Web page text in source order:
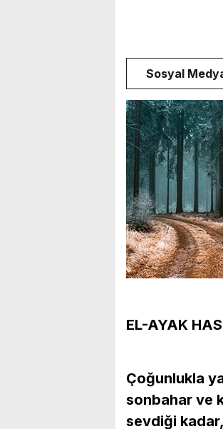
Sosyal
EL-AYAK
Çoğunlukla
sonbahar ve
sevdiği